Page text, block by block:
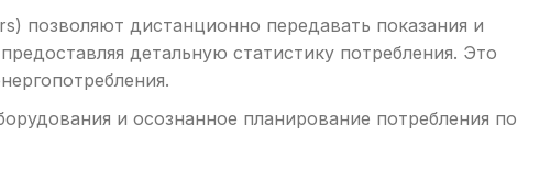
позволяют дистанционно передавать показания и
детальную статистику потребления. Это
и осознанное планирование потребления по